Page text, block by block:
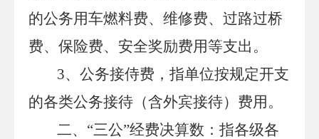
的公务用车燃料费、维修费、过路过桥
费、保险费、安全奖励费用等支出。
3、公务接侍费，指单位按规定开支
的各类公务接待（含外宾接待）费用。
二、 “三公”经费决算数：指各级各